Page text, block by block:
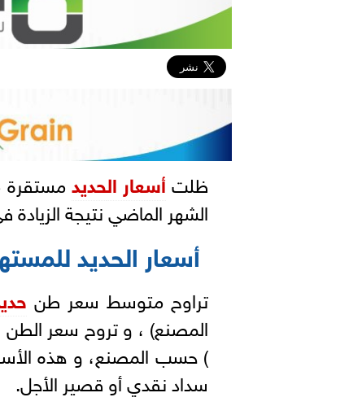
ظلتأسعار الحديدمستقرة
الشهر الماضي نتيجة الزيادة
أسعار الحديد
تراوح متوسط سعر طن
سداد نقدي أو قصير الأجل.